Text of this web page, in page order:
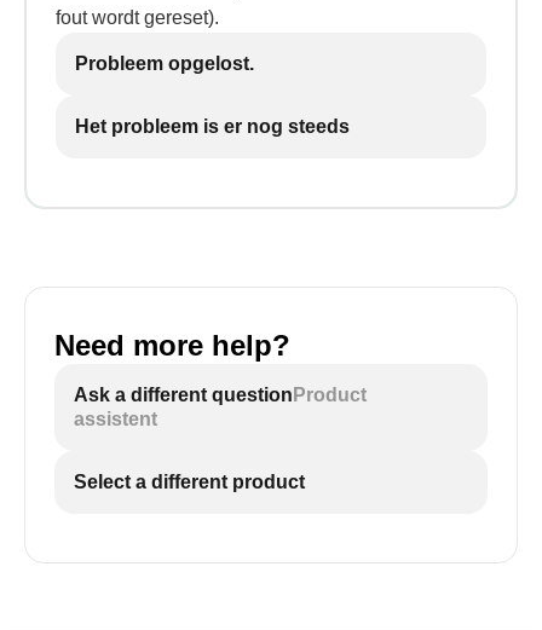
fout wordt gereset).
Probleem opgelost.
Het probleem is er nog steeds
Need more help?
Ask a different question Product
assistent
Select a different product